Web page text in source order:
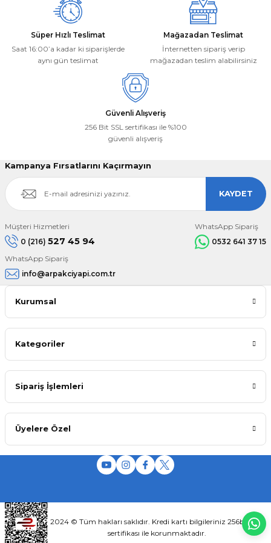
Süper Hızlı Teslimat
Saat 16:00’a kadar ki siparişlerde
aynı gün teslimat
Mağazadan Teslimat
İnternetten sipariş verip
mağazadan teslim alabilirsiniz
Güvenli Alışveriş
256 Bit SSL sertifikası ile %100
güvenli alışveriş
Kampanya Fırsatlarını Kaçırmayın
KAYDET
Müşteri Hizmetleri
0 (216) 527 45 94
WhatsApp Sipariş
0532 641 37 15
WhatsApp Sipariş
info@arpakciyapi.com.tr
Kurumsal
Kategoriler
Sipariş İşlemleri
Üyelere Özel
2024 © Tüm hakları saklıdır. Kredi kartı bilgileriniz 256bit SSL
sertifikası ile korunmaktadır.